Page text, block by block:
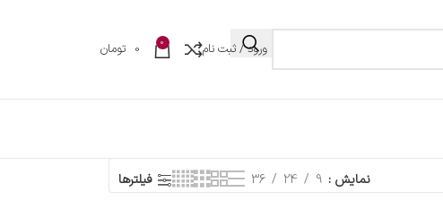
ورود / ثبت نام 0
0 تومان
نمایش 9
24
36 فیلترها